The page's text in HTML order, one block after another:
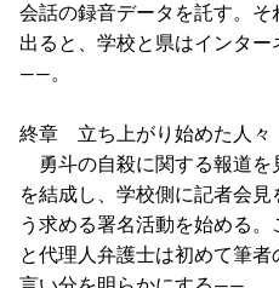
会話の録音データを託す。
出ると、学校と県はインタ
――。
終章 立ち上がり始めた人々
勇斗の自殺に関する報道を
を結成し、学校側に記者会
う求める署名活動を始める
と代理人弁護士は初めて筆